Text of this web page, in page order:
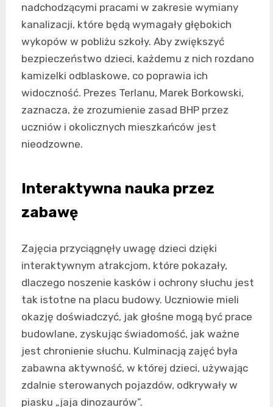
nadchodzącymi pracami w zakresie wymiany
kanalizacji, które będą wymagały głębokich
wykopów w pobliżu szkoły. Aby zwiększyć
bezpieczeństwo dzieci, każdemu z nich rozdano
kamizelki odblaskowe, co poprawia ich
widoczność. Prezes Terlanu, Marek Borkowski,
zaznacza, że zrozumienie zasad BHP przez
uczniów i okolicznych mieszkańców jest
nieodzowne.
Interaktywna nauka przez
zabawę
Zajęcia przyciągnęły uwagę dzieci dzięki
interaktywnym atrakcjom, które pokazały,
dlaczego noszenie kasków i ochrony słuchu jest
tak istotne na placu budowy. Uczniowie mieli
okazję doświadczyć, jak głośne mogą być prace
budowlane, zyskując świadomość, jak ważne
jest chronienie słuchu. Kulminacją zajęć była
zabawna aktywność, w której dzieci, używając
zdalnie sterowanych pojazdów, odkrywały w
piasku „jaja dinozaurów”.